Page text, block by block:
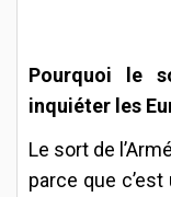
Pourquoi le
inquiéter les
Le sort de
parce que